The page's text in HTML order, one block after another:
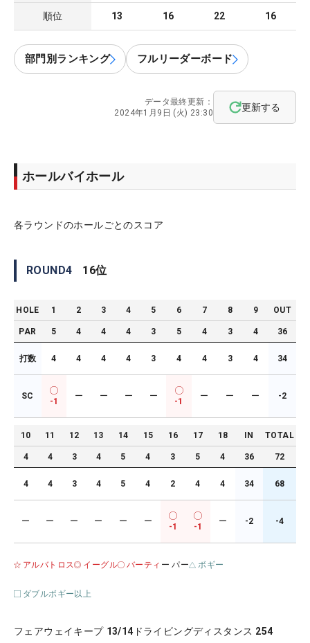
順位 13 16 22 16
部門別ランキング フルリーダーボード
データ最終更新：
2024年1月9日 (火) 23:30
更新する
ホールバイホール
各ラウンドのホールごとのスコア
ROUND4 16位
HOLE 1 2 3 4 5 6 7 8 9 OUT
PAR 5 4 4 4 3 5 4 3 4 36
打数 4 4 4 4 3 4 4 3 4 34
SC
-1
ー ー ー ー
-1
ー ー ー -2
10 11 12 13 14 15 16 17 18 IN TOTAL
4 4 3 4 5 4 3 5 4 36 72
4 4 3 4 5 4 2 4 4 34 68
ー ー ー ー ー ー
-1 -1
ー -2 -4
アルバトロス イーグル バーティ ー パー ボギー
ダブルボギー以上
フェアウェイキープ 13/14 ドライビングディスタンス 254